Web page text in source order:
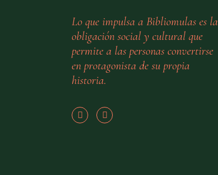
Lo que impulsa a Bibliomulas es la
obligación social y cultural que
permite a las personas convertirse
en protagonista de su propia
historia.